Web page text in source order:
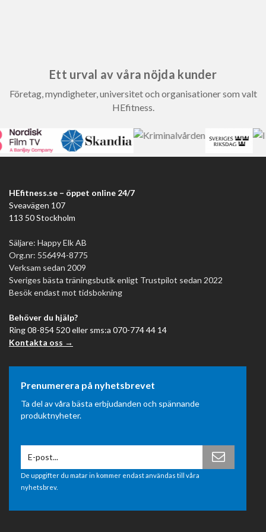
Ett urval av våra nöjda kunder
Företag, myndigheter, universitet och organisationer som valt
HEfitness.
HEfitness.se – öppet online 24/7
Sveavägen 107
113 50 Stockholm
Säljare: Happy Elk AB
Org.nr: 556494-8775
Verksam sedan 2009
Sveriges bästa träningsbutik enligt Trustpilot sedan 2022
Besök endast mot tidsbokning
Behöver du hjälp?
Ring 08-854 520 eller sms:a 070-774 44 14
Kontakta oss →
Prenumerera på nyhetsbrevet
Ta del av våra bästa erbjudanden och spännande
produktnyheter.
De uppgifter du matar in kommer endast användas till våra
nyhetsbrev.